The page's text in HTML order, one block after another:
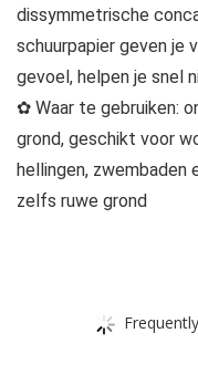
dissymmetrische
schuurpapier geven je
gevoel, helpen je snel
✿ Waar te gebruiken:
grond, geschikt voor
hellingen, zwembaden
zelfs ruwe grond